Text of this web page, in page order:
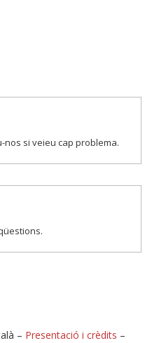
nos si veieu cap problema.
– Presentació i crèdits –